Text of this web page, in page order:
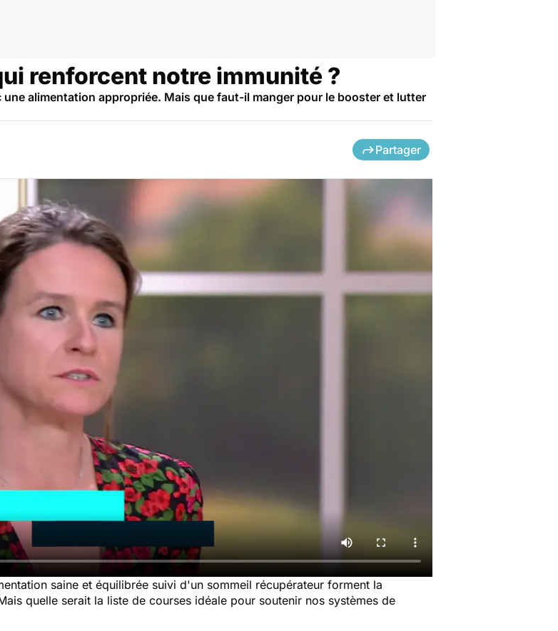
renforcent notre immunité ?
alimentation appropriée. Mais que faut-il manger pour le booster et lutter
Partager
saine et équilibrée suivi d'un sommeil récupérateur forment la
quelle serait la liste de courses idéale pour soutenir nos systèmes de